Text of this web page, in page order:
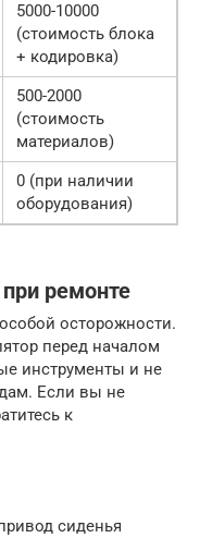
5000-10000
(стоимость блока
+ кодировка)
500-2000
(стоимость
материалов)
0 (при наличии
оборудования)
ремонте
осторожности.
перед началом
инструменты и не
Если вы не
к
сиденья